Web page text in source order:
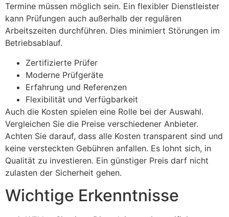
Termine müssen möglich sein. Ein flexibler Dienstleister
kann Prüfungen auch außerhalb der regulären
Arbeitszeiten durchführen. Dies minimiert Störungen im
Betriebsablauf.
Zertifizierte Prüfer
Moderne Prüfgeräte
Erfahrung und Referenzen
Flexibilität und Verfügbarkeit
Auch die Kosten spielen eine Rolle bei der Auswahl.
Vergleichen Sie die Preise verschiedener Anbieter.
Achten Sie darauf, dass alle Kosten transparent sind und
keine versteckten Gebühren anfallen. Es lohnt sich, in
Qualität zu investieren. Ein günstiger Preis darf nicht
zulasten der Sicherheit gehen.
Wichtige Erkenntnisse